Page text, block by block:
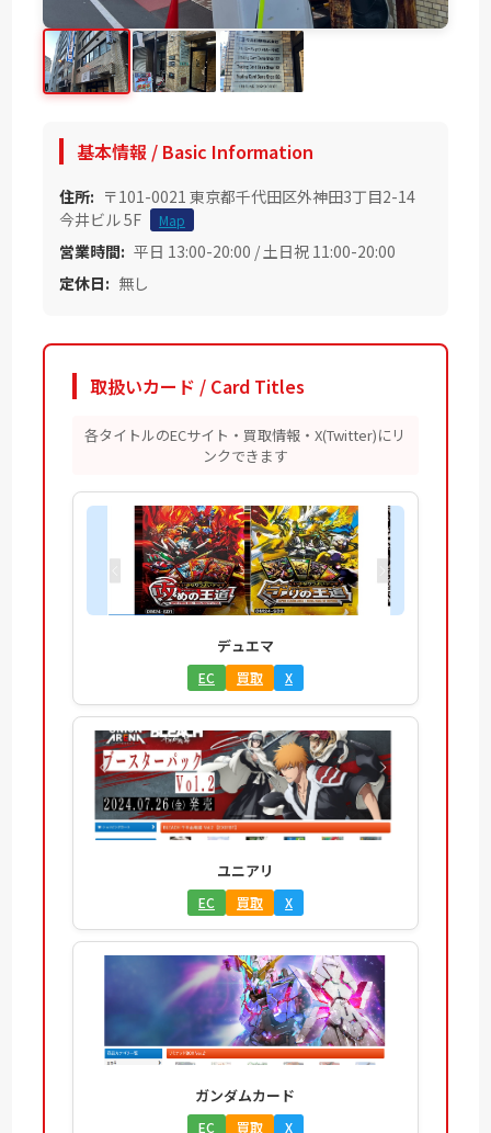
基本情報 / Basic Information
住所: 〒101-0021 東京都千代田区外神田3丁目2-14
今井ビル 5F
Map
営業時間: 平日 13:00-20:00 / 土日祝 11:00-20:00
定休日: 無し
取扱いカード / Card Titles
各タイトルのECサイト・買取情報・X(Twitter)にリ
ンクできます
デュエマ
EC 買取 X
ユニアリ
EC 買取 X
ガンダムカード
EC 買取 X